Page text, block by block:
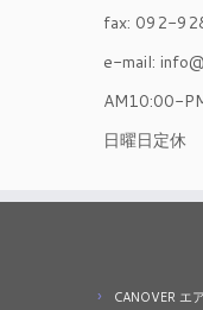
fax: 092-
e-mail:
AM10:00-
日曜日定休
CANOVER エ